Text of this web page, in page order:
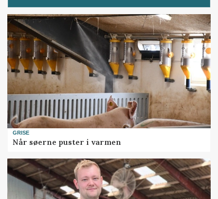
GRISE
Når søerne puster i varmen